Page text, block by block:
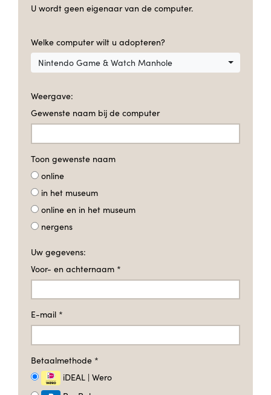
U wordt geen eigenaar van de computer.
Welke computer wilt u adopteren?
Nintendo Game & Watch Manhole
Weergave:
Gewenste naam bij de computer
Toon gewenste naam
online
in het museum
online en in het museum
nergens
Uw gegevens:
Voor- en achternaam *
E-mail *
Betaalmethode *
iDEAL | Wero